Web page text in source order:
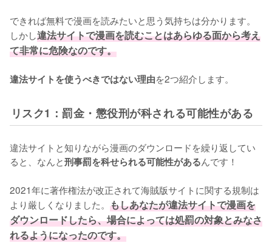
できれば無料で漫画を読みたいと思う気持ちは分かります。
しかし違法サイトで漫画を読むことはあらゆる面から考え
て非常に危険なのです。
違法サイトを使うべきではない理由を2つ紹介します。
リスク1：罰金・懲役刑が科される可能性がある
違法サイトと知りながら漫画のダウンロードを繰り返してい
ると、なんと刑事罰を科せられる可能性があるんです！
2021年に著作権法が改正されて海賊版サイトに関する規制は
より厳しくなりました。 もしあなたが違法サイトで漫画を
ダウンロードしたら、場合によっては処罰の対象とみなさ
れるようになったのです。